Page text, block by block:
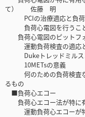
て） 佐藤 明
PCIの治療適応と負荷
負荷心電図を行うこと
負荷心電図のピット
運動負荷検査の適応
Dukeトレッドミルス
10METsの意義
何のための負荷検査な
るもの
■負荷心エコー
負荷心エコー法が特に
運動負荷心エコーが特